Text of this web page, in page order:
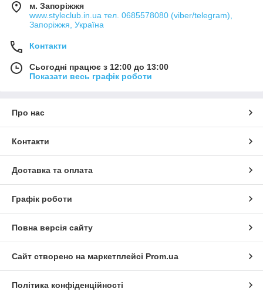
м. Запоріжжя
www.styleclub.in.ua тел. 0685578080 (viber/telegram),
Запоріжжя, Україна
Контакти
Сьогодні працює з 12:00 до 13:00
Показати весь графік роботи
Про нас
Контакти
Доставка та оплата
Графік роботи
Повна версія сайту
Сайт створено на маркетплейсі Prom.ua
Політика конфіденційності